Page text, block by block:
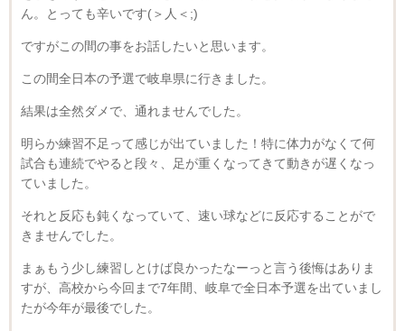
ん。とっても辛いです(＞人＜;)
ですがこの間の事をお話したいと思います。
この間全日本の予選で岐阜県に行きました。
結果は全然ダメで、通れませんでした。
明らか練習不足って感じが出ていました！特に体力がなくて何
試合も連続でやると段々、足が重くなってきて動きが遅くなっ
ていました。
それと反応も鈍くなっていて、速い球などに反応することがで
きませんでした。
まぁもう少し練習しとけば良かったなーっと言う後悔はありま
すが、高校から今回まで7年間、岐阜で全日本予選を出ていまし
たが今年が最後でした。